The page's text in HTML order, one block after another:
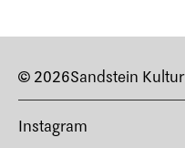
© 2026Sandstein Kultur
Instagram